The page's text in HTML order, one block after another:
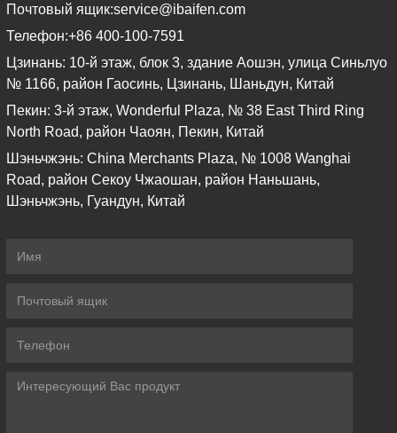
Почтовый ящик:service@ibaifen.com
Телефон:+86 400-100-7591
Цзинань: 10-й этаж, блок 3, здание Аошэн, улица Синьлуо
№ 1166, район Гаосинь, Цзинань, Шаньдун, Китай
Пекин: 3-й этаж, Wonderful Plaza, № 38 East Third Ring
North Road, район Чаоян, Пекин, Китай
Шэньчжэнь: China Merchants Plaza, № 1008 Wanghai
Road, район Секоу Чжаошан, район Наньшань,
Шэньчжэнь, Гуандун, Китай